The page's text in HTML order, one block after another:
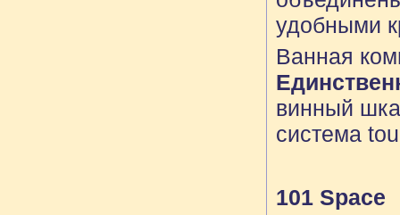
удобными
Ванная
винный
система
101 Space